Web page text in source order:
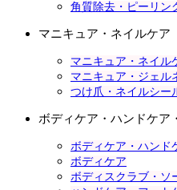
角質除去・ピーリン
マニキュア・ネイルケア
マニキュア・ネイル
マニキュア・ジェル
つけ爪・ネイルシー
ボディケア・ハンドケア
ボディケア・ハンド
ボディケア
ボディスクラブ・ソ